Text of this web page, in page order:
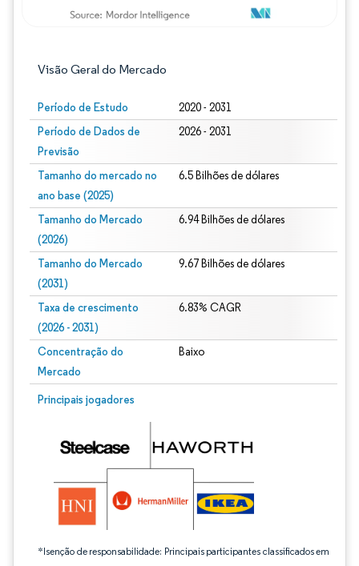
Visão Geral do Mercado
Período de Estudo 2020 - 2031
Período de Dados de
Previsão
2026 - 2031
Tamanho do mercado no
ano base (2025)
6.5 Bilhões de dólares
Tamanho do Mercado
(2026)
6.94 Bilhões de dólares
Tamanho do Mercado
(2031)
9.67 Bilhões de dólares
Taxa de crescimento
(2026 - 2031)
6.83% CAGR
Concentração do
Mercado
Baixo
Principais jogadores
*Isenção de responsabilidade: Principais participantes classificados em
Imagem © Mordor Intelligence. O reuso requer atribuição conforme CC BY 4.0.